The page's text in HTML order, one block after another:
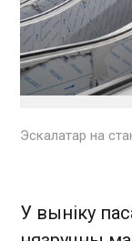
Эскалатар на
У выніку